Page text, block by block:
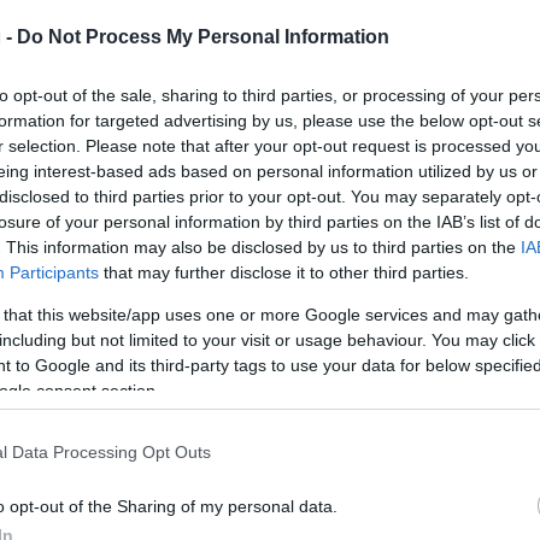
- Do Not Process My Personal Information
opt-out of the sale, sharing to third parties, or processing of your
for targeted advertising by us, please use the below opt-out
selection. Please note that after your opt-out request is processed
interest-based ads based on personal information utilized by us
to third parties prior to your opt-out. You may separately
of your personal information by third parties on the IAB’s list of
This information may also be disclosed by us to third parties on the
Participants that may further disclose it to other third parties.
that this website/app uses one or more Google services and may
but not limited to your visit or usage behaviour. You may
to Google and its third-party tags to use your data for below
consent section.
Data Processing Opt Outs
opt-out of the Sharing of my personal data.
indult, majd a többezres tömeg az Üllői út és a
fiatalt, valamint idős embert lehetett látni, több túlélő is volt
lehetett látni.
Holokauszt Emléknap ebben az évben szinte egybeesik:
minden évben április 16-án emlékeznek meg a
a napon kezdődött el a magyar zsidóság gettókba
a pusztítás gyásznapja Izraelben.
évfordulója alkalmából az izraeli kormány 1951-ben hozott
zsidó áldozatáról. Az emlékezés már túllépett Izrael határain
azonban a Gergely naptár szerint minden évben más napra
lelkész a mintegy 60 fős hallgatóság előtt kifejtette, hogy
őket a Dunába. "Nem ünnep ez, hanem emlékezés: az